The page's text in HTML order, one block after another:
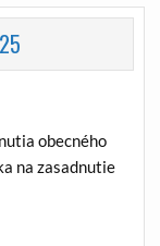
obecného
na zasadnutie